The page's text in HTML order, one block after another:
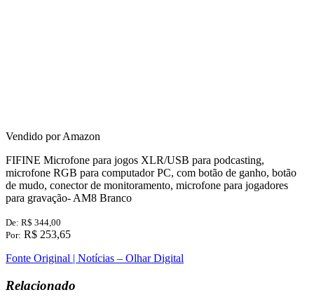
Vendido porAmazon
FIFINE Microfone para jogos XLR/USB para podcasting,
microfone RGB para computador PC, com botão de ganho, botão
de mudo, conector de monitoramento, microfone para jogadores
para gravação- AM8 Branco
De: R$ 344,00
Por: R$ 253,65
Fonte Original | Notícias – Olhar Digital
Relacionado